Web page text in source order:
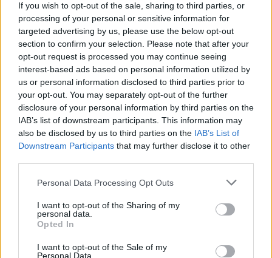
If you wish to opt-out of the sale, sharing to third parties, or
processing of your personal or sensitive information for
targeted advertising by us, please use the below opt-out
section to confirm your selection. Please note that after your
opt-out request is processed you may continue seeing
interest-based ads based on personal information utilized by
us or personal information disclosed to third parties prior to
your opt-out. You may separately opt-out of the further
disclosure of your personal information by third parties on the
IAB’s list of downstream participants. This information may
also be disclosed by us to third parties on the IAB’s List of
Downstream Participants that may further disclose it to other
Personal Data Processing Opt Outs
I want to opt-out of the Sharing of my
personal data.
Opted In
I want to opt-out of the Sale of my
Personal Data.
TAIP PAT SKAITYKITE
Kriminalai
Nelaukti svečiai išėjo ne
tik su „lauktuvėmis“: į
nakties tamsą išsivedė ir
Kriminalai
Negrįžo iš Jūros šventės:
artimieji laukė dvi
savaites